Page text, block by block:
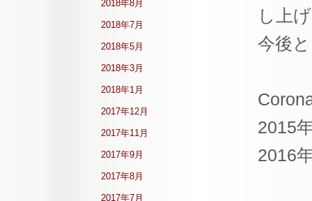
し上
今後
2015
2016
2018年8月
2018年7月
2018年5月
2018年3月
2018年1月
2017年12月
2017年11月
2017年9月
2017年8月
2017年7月